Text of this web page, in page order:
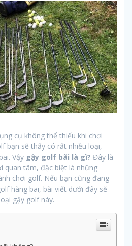
cụ không thể thiếu khi chơi
bạn sẽ thấy có rất nhiều loại,
Vậy gậy golf bãi là gì? Đây là
quan tâm, đặc biệt là những
chơi golf. Nếu bạn cũng đang
hàng bãi, bài viết dưới đây sẽ
gậy golf này.